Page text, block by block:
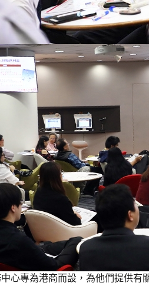
心專為港商而設，為他們提供